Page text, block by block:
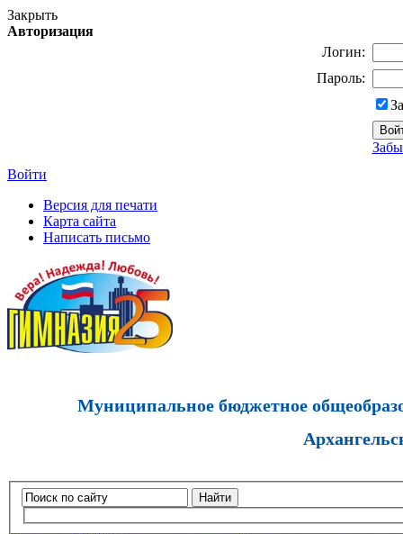
Закрыть
Авторизация
Логин:
Пароль:
Войти
Версия для печати
Карта сайта
Написать письмо
Муниципальное бюджетное
Найти